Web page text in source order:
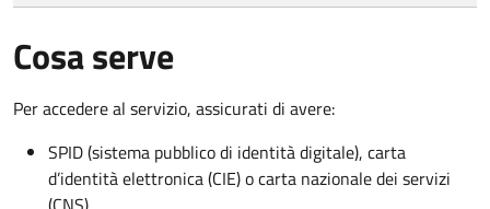
Cosa serve
Per accedere al servizio, assicurati di avere:
SPID (sistema pubblico di identità digitale), carta
d’identità elettronica (CIE) o carta nazionale dei servizi